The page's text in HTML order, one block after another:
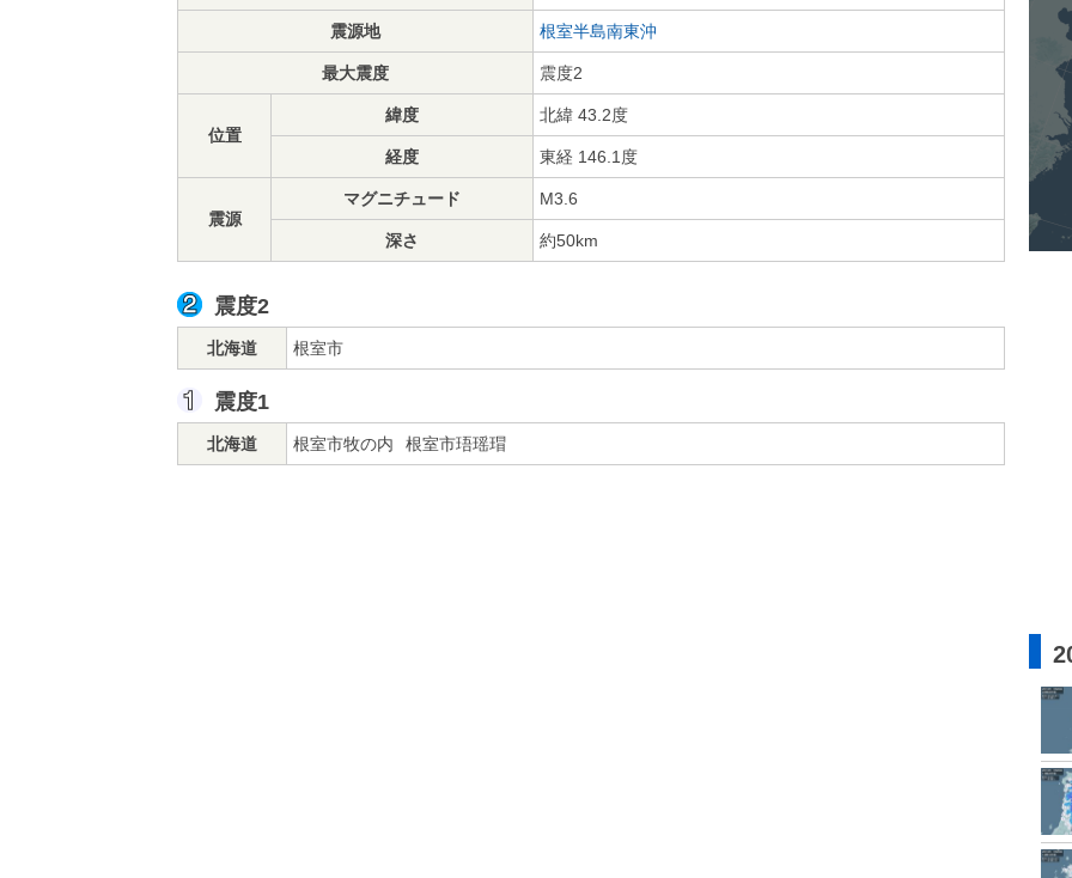
震源地 根室半島南東沖
最大震度 震度2
位置
緯度 北緯 43.2度
経度 東経 146.1度
震源
マグニチュード M3.6
深さ 約50km
震度2
北海道 根室市
震度1
北海道 根室市牧の内 根室市珸瑶瑁